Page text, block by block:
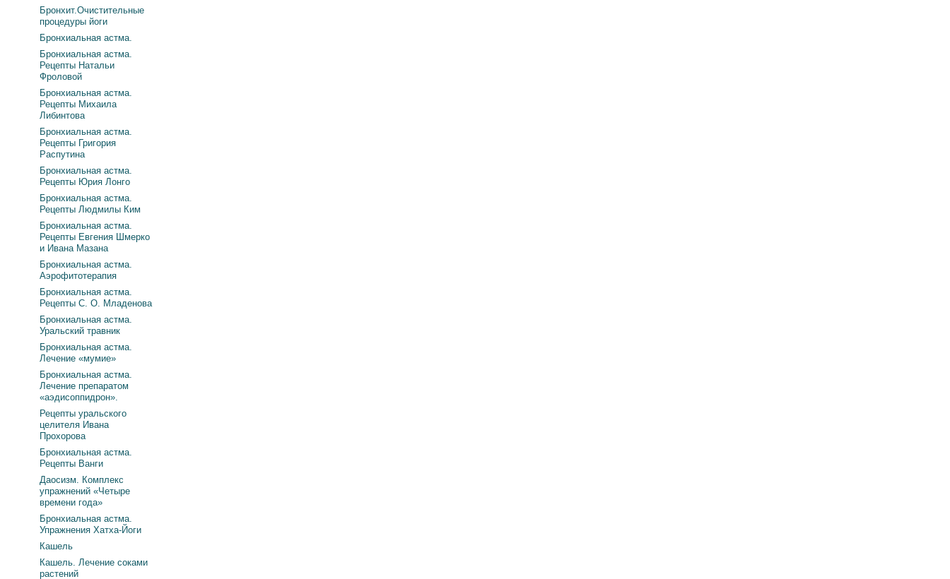
Бронхит.Очистительные
процедуры йоги
Бронхиальная астма.
Бронхиальная астма.
Рецепты Натальи
Фроловой
Бронхиальная астма.
Рецепты Михаила
Либинтова
Бронхиальная астма.
Рецепты Григория
Распутина
Бронхиальная астма.
Рецепты Юрия Лонго
Бронхиальная астма.
Рецепты Людмилы Ким
Бронхиальная астма.
Рецепты Евгения Шмерко
и Ивана Мазана
Бронхиальная астма.
Аэрофитотерапия
Бронхиальная астма.
Рецепты С. О. Младенова
Бронхиальная астма.
Уральский травник
Бронхиальная астма.
Лечение «мумие»
Бронхиальная астма.
Лечение препаратом
«аэдисоппидрон».
Рецепты уральского
целителя Ивана
Прохорова
Бронхиальная астма.
Рецепты Ванги
Даосизм. Комплекс
упражнений «Четыре
времени года»
Бронхиальная астма.
Упражнения Хатха-Йоги
Кашель
Кашель. Лечение соками
растений